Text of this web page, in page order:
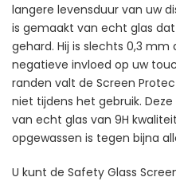
langere levensduur van uw
is gemaakt van echt glas
gehard. Hij is slechts 0,3
negatieve invloed op uw
randen valt de Screen
niet tijdens het gebruik.
van echt glas van 9H
opgewassen is tegen bijna
U kunt de Safety Glass